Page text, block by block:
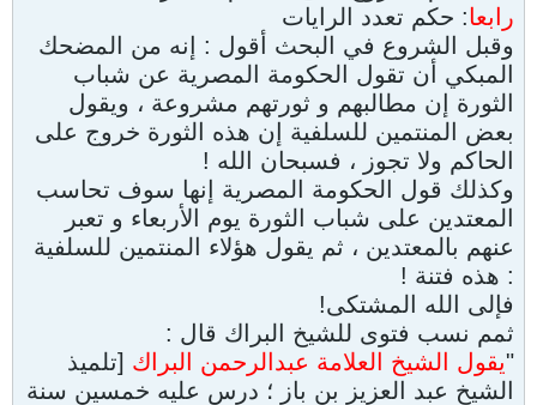
رابعا: حكم تعدد الرايات
وقبل الشروع في البحث أقول : إنه من المضحك
المبكي أن تقول الحكومة المصرية عن شباب
الثورة إن مطالبهم و ثورتهم مشروعة ، ويقول
بعض المنتمين للسلفية إن هذه الثورة خروج على
الحاكم ولا تجوز ، فسبحان الله !
وكذلك قول الحكومة المصرية إنها سوف تحاسب
المعتدين على شباب الثورة يوم الأربعاء و تعبر
عنهم بالمعتدين ، ثم يقول هؤلاء المنتمين للسلفية
: هذه فتنة !
فإلى الله المشتكى!
ثمم نسب فتوى للشيخ البراك قال :
"يقول الشيخ العلامة عبدالرحمن البراك [تلميذ
الشيخ عبد العزيز بن باز ؛ درس عليه خمسين سنة